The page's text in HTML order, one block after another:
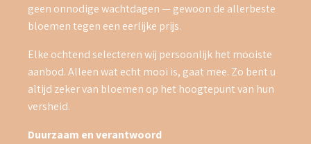
geen onnodige wachtdagen — gewoon de allerbeste
bloemen tegen een eerlijke prijs.
Elke ochtend selecteren wij persoonlijk het mooiste
aanbod. Alleen wat echt mooi is, gaat mee. Zo bent u
altijd zeker van bloemen op het hoogtepunt van hun
versheid.
Duurzaam en verantwoord